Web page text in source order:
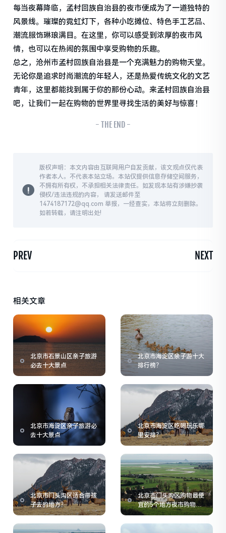
每当夜幕降临，孟村回族自治县的夜市便成为了一道独特的
风景线。璀璨的霓虹灯下，各种小吃摊位、特色手工艺品、
潮流服饰琳琅满目。在这里，你可以感受到浓厚的夜市风
情，也可以在热闹的氛围中享受购物的乐趣。
总之，沧州市孟村回族自治县是一个充满魅力的购物天堂。
无论你是追求时尚潮流的年轻人，还是热爱传统文化的文艺
青年，这里都能找到属于你的那份心动。来孟村回族自治县
吧，让我们一起在购物的世界里寻找生活的美好与惊喜！
- THE END -
版权声明：本文内容由互联网用户自发贡献，该文观点仅代表
作者本人。不代表本站立场。本站仅提供信息存储空间服务，
不拥有所有权，不承担相关法律责任。如发现本站有涉嫌抄袭
侵权/违法违规的内容， 请发送邮件至
1474187172@qq.com 举报，一经查实，本站将立刻删除。
如若转载，请注明出处!
PREV NEXT
相关文章
北京市石景山区亲子旅游
必去十大景点
北京市海淀区亲子游十大
排行榜？
北京市海淀区亲子旅游必
去十大景点
北京市海淀区吃喝玩乐哪
里安排？
北京市门头沟区适合带孩
子去的地方？
北京市门头沟区购物最便
宜的5个地方夜市购物指
南